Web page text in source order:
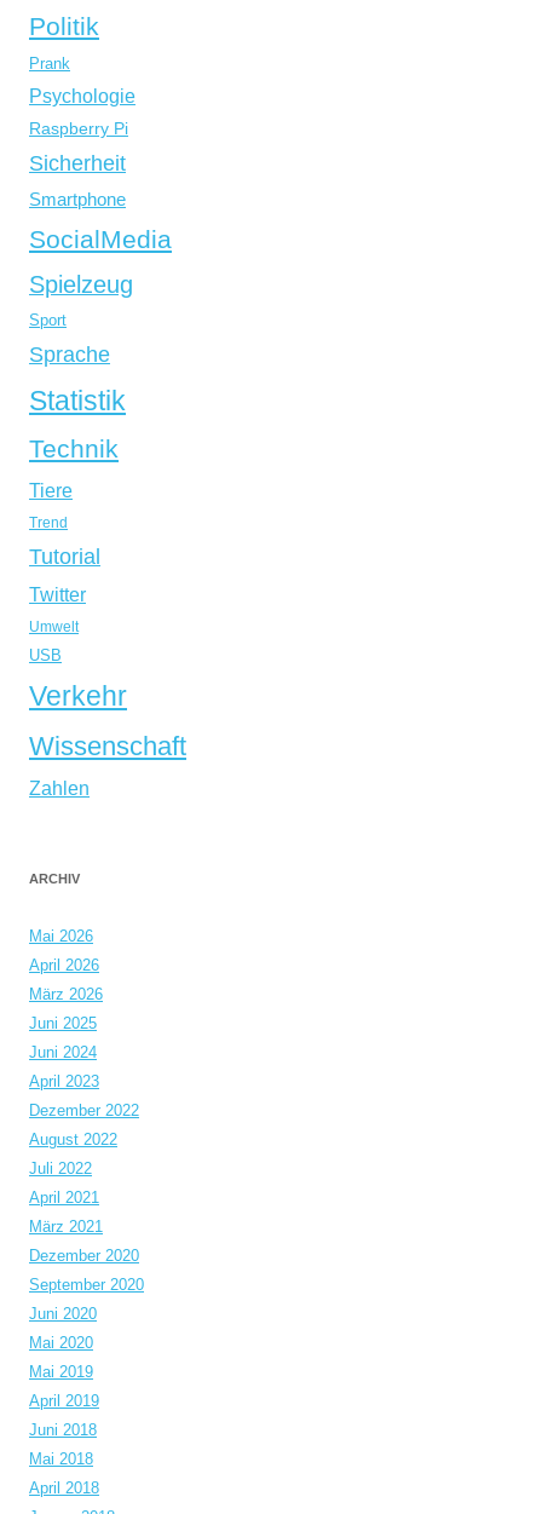
Politik
Prank
Psychologie
Raspberry Pi
Sicherheit
Smartphone
SocialMedia
Spielzeug
Sport
Sprache
Statistik
Technik
Tiere
Trend
Tutorial
Twitter
Umwelt
USB
Verkehr
Wissenschaft
Zahlen
ARCHIV
Mai 2026
April 2026
März 2026
Juni 2025
Juni 2024
April 2023
Dezember 2022
August 2022
Juli 2022
April 2021
März 2021
Dezember 2020
September 2020
Juni 2020
Mai 2020
Mai 2019
April 2019
Juni 2018
Mai 2018
April 2018